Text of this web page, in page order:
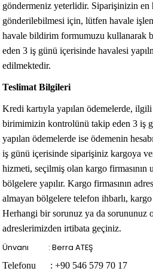
göndermeniz yeterlidir. Siparişinizin en
gönderilebilmesi için, lütfen havale
havale bildirim formumuzu kullanarak
eden 3 iş günü içerisinde havalesi
edilmektedir.
Teslimat Bilgileri
Kredi kartıyla yapılan ödemelerde,
birimimizin kontrolünü takip eden 3 iş
yapılan ödemelerde ise ödemenin
iş günü içerisinde siparişiniz kargoya
hizmeti, seçilmiş olan kargo firmasının
bölgelere yapılır. Kargo firmasının
almayan bölgelere telefon ihbarlı,
Herhangi bir sorunuz ya da sorununuz
adreslerimizden irtibata geçiniz.
Ünvanı : Berra ATEŞ
Telefonu : +90 546 579 70 17